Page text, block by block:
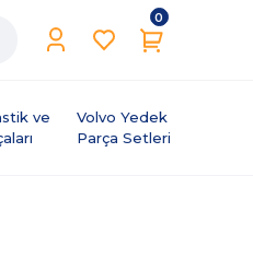
0
ve
Volvo Yedek
Parça Setleri